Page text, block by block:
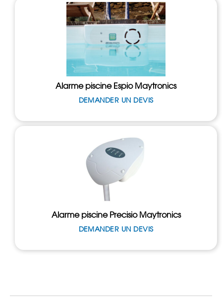
Alarme piscine Espio Maytronics
DEMANDER UN DEVIS
Alarme piscine Precisio Maytronics
DEMANDER UN DEVIS